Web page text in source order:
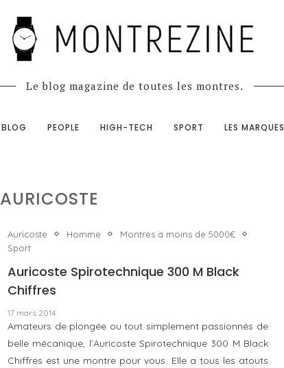
Le blog magazine de toutes les montres.
BLOG PEOPLE HIGH-TECH SPORT LES MARQUES
AURICOSTE
Auricoste Homme
Montres à moins de 5000€
Sport
Auricoste Spirotechnique 300 M Black
Chiffres
17 mars 2014
Amateurs de plongée ou tout simplement passionnés de
belle mécanique, l’Auricoste Spirotechnique 300 M Black
Chiffres est une montre pour vous. Elle a tous les atouts